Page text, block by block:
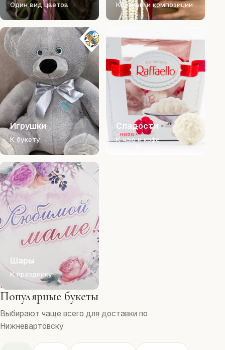
Один вид цветов Корзины и композиции
Игрушки
К букету
Сладости
К чаю и кофе
Шары
К празднику
Популярные букеты
Выбирают чаще всего для доставки по
Нижневартовску